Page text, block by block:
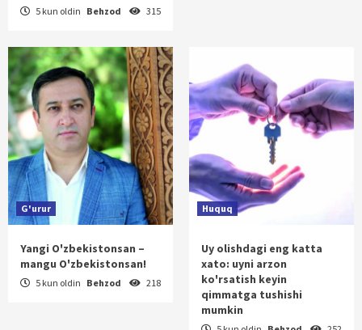
5 kun oldin Behzod 315
G'urur
Yangi O'zbekistonsan –
mangu O'zbekistonsan!
5 kun oldin Behzod 218
Huquq
Uy olishdagi eng katta
xato: uyni arzon
ko'rsatish keyin
qimmatga tushishi
mumkin